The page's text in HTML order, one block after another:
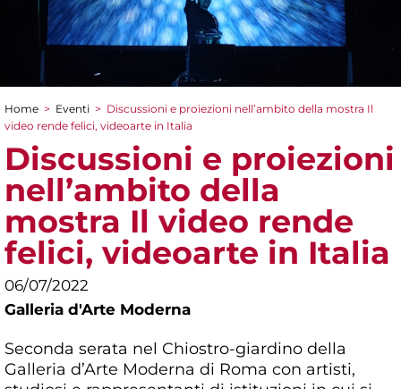
Tu sei qui
Home > Eventi > Discussioni e proiezioni nell’ambito della mostra Il
video rende felici, videoarte in Italia
Discussioni e proiezioni
nell’ambito della
mostra Il video rende
felici, videoarte in Italia
06/07/2022
Galleria d'Arte Moderna
Seconda serata nel Chiostro-giardino della
Galleria d’Arte Moderna di Roma con artisti,